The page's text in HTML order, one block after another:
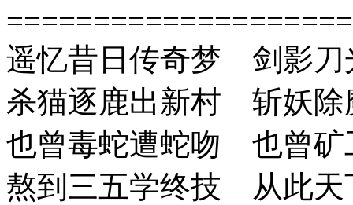
遥忆昔日传奇梦 剑影
杀猫逐鹿出新村 斩妖
也曾毒蛇遭蛇吻 也曾
熬到三五学终技 从此